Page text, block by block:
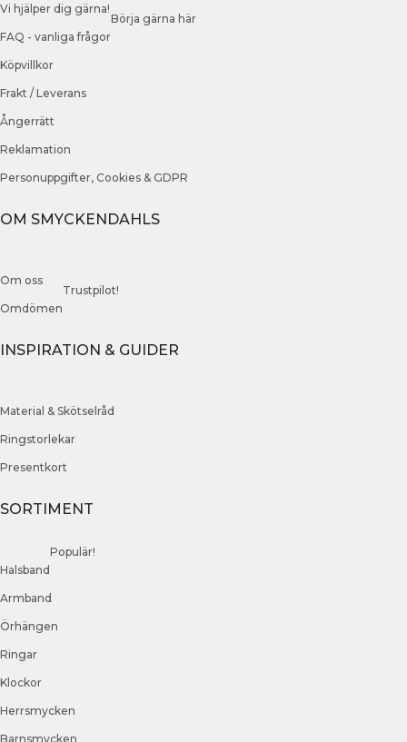
Vi hjälper dig gärna!
FAQ - vanliga frågor
Börja gärna här
Köpvillkor
Frakt / Leverans
Ångerrätt
Reklamation
Personuppgifter, Cookies & GDPR
OM SMYCKENDAHLS
Om oss
Omdömen
Trustpilot!
INSPIRATION & GUIDER
Material & Skötselråd
Ringstorlekar
Presentkort
SORTIMENT
Halsband
Populär!
Armband
Örhängen
Ringar
Klockor
Herrsmycken
Barnsmycken